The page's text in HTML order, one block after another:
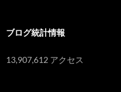
ブログ統計情報
13,907,612 アクセス